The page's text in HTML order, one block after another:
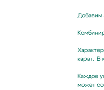
Добавим
карат. В
Каждое
может